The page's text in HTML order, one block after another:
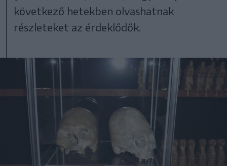
következő hetekben olvashatnak
részleteket az érdeklődők.